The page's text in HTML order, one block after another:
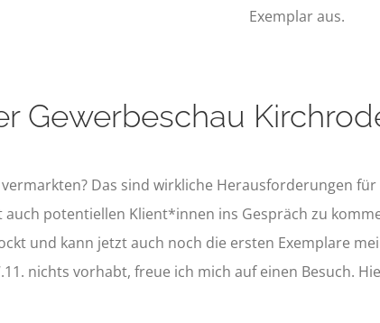
Exemplar aus.
Gewerbeschau
vermarkten? Das sind wirkliche Herausforderungen
potentiellen Klient*innen ins Gespräch zu
und kann jetzt auch noch die ersten Exemplare
nichts vorhabt, freue ich mich auf einen Besuch.